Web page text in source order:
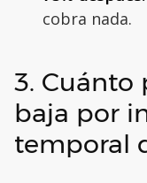
cobra nada.
3. Cuánto
baja por
temporal